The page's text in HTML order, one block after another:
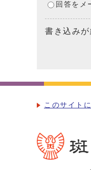
回答をメ
書き込み
このサイト